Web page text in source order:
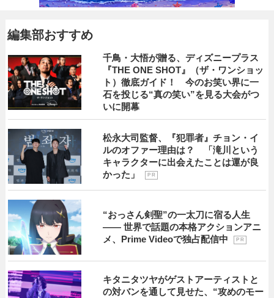
編集部おすすめ
千鳥・大悟が贈る、ディズニープラス
『THE ONE SHOT』（ザ・ワンショッ
ト）徹底ガイド！ 今のお笑い界に一
石を投じる“真の笑い”を見る大会がつ
いに開幕
松永大司監督、『犯罪者』チョン・イ
ルのオファー理由は？ 「滝川という
キャラクターに出会えたことは運が良
かった」
P R
“おっさん剣聖”の一太刀に宿る人生
―― 世界で話題の本格アクションアニ
メ、Prime Videoで独占配信中
P R
キタニタツヤがゲストアーティストと
の対バンを通して見せた、“攻めのモー